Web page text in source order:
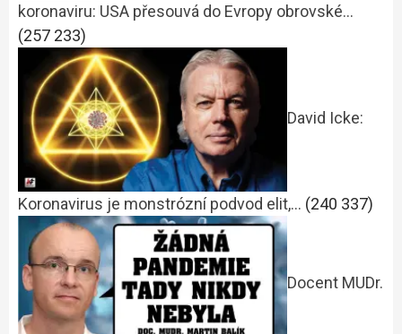
koronaviru: USA přesouvá do Evropy obrovské…
(257 233)
David Icke:
Koronavirus je monstrózní podvod elit,… (240 337)
Docent MUDr.